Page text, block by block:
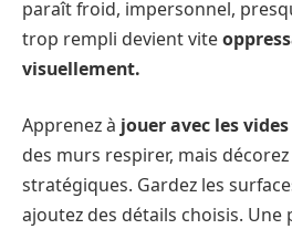
paraît froid, impersonnel,
trop rempli devient vite
visuellement.
Apprenez à jouer avec les
des murs respirer, mais décorez
stratégiques. Gardez les
ajoutez des détails choisis. Une